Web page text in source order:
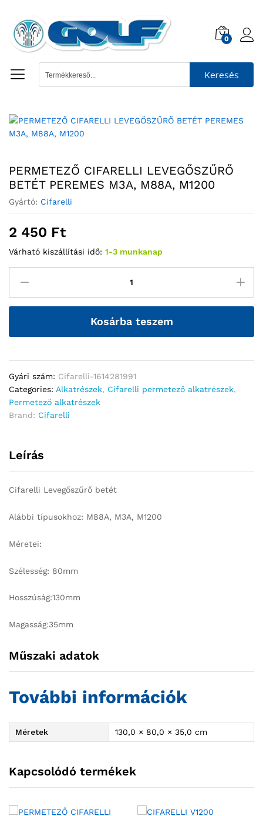
0
Keresés
PERMETEZŐ CIFARELLI LEVEGŐSZŰRŐ
BETÉT PEREMES M3A, M88A, M1200
Gyártó: Cifarelli
2 450 Ft
Várható kiszállítási idő: 1-3 munkanap
Kosárba teszem
Gyári szám: Cifarelli-1614281991
Categories: Alkatrészek, Cifarelli permetező alkatrészek,
Permetező alkatrészek
Brand: Cifarelli
Leírás
Cifarelli Levegőszűrő betét
Alábbi típusokhoz: M88A, M3A, M1200
Méretei:
Szélesség: 80mm
Hosszúság:130mm
Magasság:35mm
Műszaki adatok
További információk
Méretek 130,0 × 80,0 × 35,0 cm
Kapcsolódó termékek